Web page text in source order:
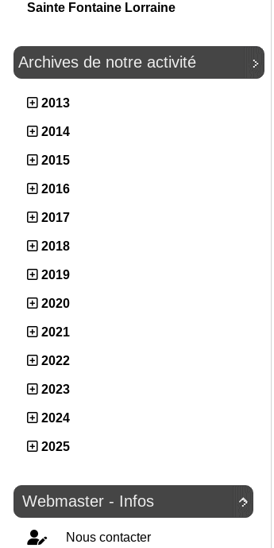
Sainte Fontaine Lorraine
Archives de notre activité
2013
2014
2015
2016
2017
2018
2019
2020
2021
2022
2023
2024
2025

Webmaster - Infos
Nous contacter